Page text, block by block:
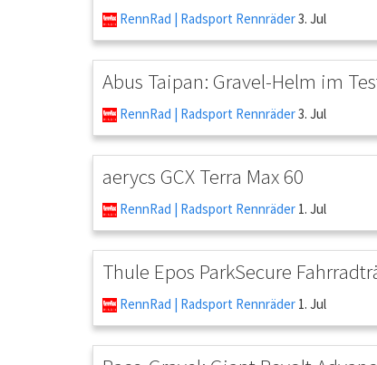
RennRad | Radsport Rennräder3. Jul
Abus Taipan: Gravel-Helm im
RennRad | Radsport Rennräder3. Jul
aerycs GCX Terra Max 60
RennRad | Radsport Rennräder 1. Jul
Thule Epos ParkSecure
RennRad | Radsport Rennräder 1. Jul